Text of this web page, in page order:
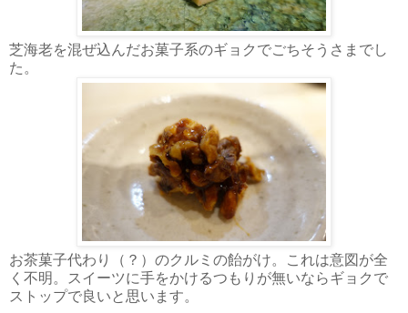
芝海老を混ぜ込んだお菓子系のギョクでごちそうさまでし
た。
お茶菓子代わり（？）のクルミの飴がけ。これは意図が全
く不明。スイーツに手をかけるつもりが無いならギョクで
ストップで良いと思います。